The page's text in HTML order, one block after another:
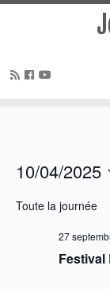
10/04/2025
une
Toute la journée
27
Festival